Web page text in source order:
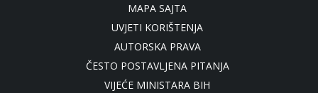
MAPA SAJTA
UVJETI KORIŠTENJA
AUTORSKA PRAVA
ČESTO POSTAVLJENA PITANJA
VIJEĆE MINISTARA BIH